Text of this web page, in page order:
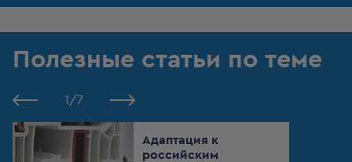
Полезные статьи по теме
1 /7
Адаптация к
российским